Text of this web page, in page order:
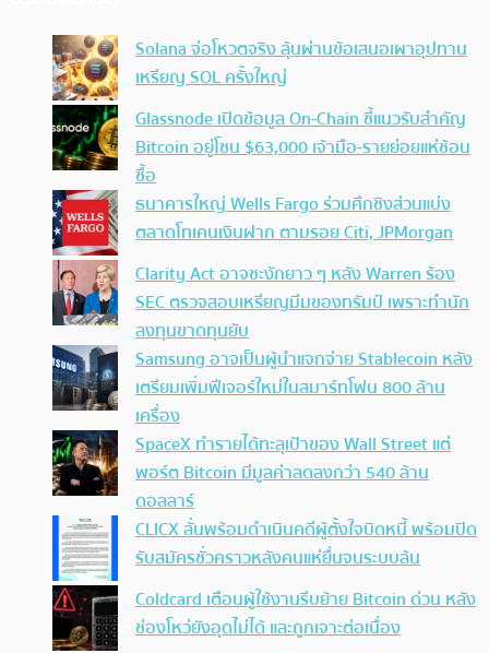
Solana จ่อโหวตจริง ลุ้นผ่านข้อเสนอเผาอุปทาน
เหรียญ SOL ครั้งใหญ่
Glassnode เปิดข้อมูล On-Chain ชี้แนวรับสำคัญ
Bitcoin อยู่โซน $63,000 เจ้ามือ-รายย่อยแห่ช้อน
ซื้อ
ธนาคารใหญ่ Wells Fargo ร่วมศึกชิงส่วนแบ่ง
ตลาดโทเคนเงินฝาก ตามรอย Citi, JPMorgan
Clarity Act อาจชะงักยาว ๆ หลัง Warren ร้อง
SEC ตรวจสอบเหรียญมีมของทรัมป์ เพราะทำนัก
ลงทุนขาดทุนยับ
Samsung อาจเป็นผู้นำแจกจ่าย Stablecoin หลัง
เตรียมเพิ่มฟีเจอร์ใหม่ในสมาร์ทโฟน 800 ล้าน
เครื่อง
SpaceX ทำรายได้ทะลุเป้าของ Wall Street แต่
พอร์ต Bitcoin มีมูลค่าลดลงกว่า 540 ล้าน
ดอลลาร์
CLICX ลั่นพร้อมดำเนินคดีผู้ตั้งใจบิดหนี้ พร้อมปิด
รับสมัครชั่วคราวหลังคนแห่ยื่นจนระบบล้น
Coldcard เตือนผู้ใช้งานรีบย้าย Bitcoin ด่วน หลัง
ช่องโหว่ยังอุดไม่ได้ และถูกเจาะต่อเนื่อง